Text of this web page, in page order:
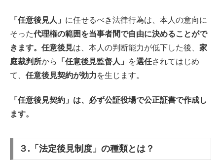
「任意後見人」 に任せるべき法律行為は、本人の意向に
そった代理権の範囲を当事者間で自由に決めることがで
きます。任意後見は、本人の判断能力が低下した後、 家
庭裁判所から 「任意後見監督人」 を選任されてはじめ
て、 任意後見契約が効力を生じます。
「任意後見契約」は、必ず公証役場で公正証書で作成し
ます。
３.「法定後見制度」の種類とは？